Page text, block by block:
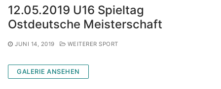
12.05.2019 U16 Spieltag
Ostdeutsche Meisterschaft
JUNI 14, 2019 WEITERER SPORT
GALERIE ANSEHEN